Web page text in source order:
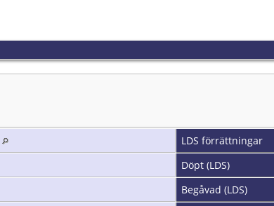
LDS förrättningar
Döpt (LDS)
Begåvad (LDS)